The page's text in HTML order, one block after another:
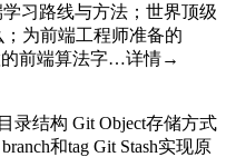
习路线与方法；世界顶级
为前端工程师准备的
的前端算法字…详情→
录结构 Git Object存储方式
和tag Git Stash实现原